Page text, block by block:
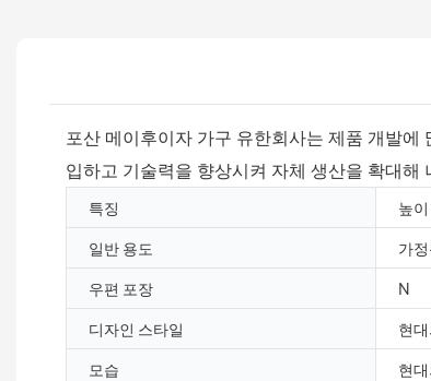
포산 메이후이자 가구 유한회사는 제품 개발
입하고 기술력을 향상시켜 자체 생산을 확대
특징 높
일반 용도 가
우편 포장 N
디자인 스타일 현대
모습 현대